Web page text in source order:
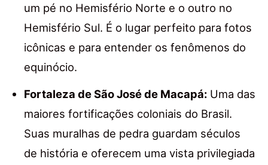
um pé no Hemisfério Norte e o outro no
Hemisfério Sul. É o lugar perfeito para fotos
icônicas e para entender os fenômenos do
equinócio.
Fortaleza de São José de Macapá: Uma das
maiores fortificações coloniais do Brasil.
Suas muralhas de pedra guardam séculos
de história e oferecem uma vista privilegiada